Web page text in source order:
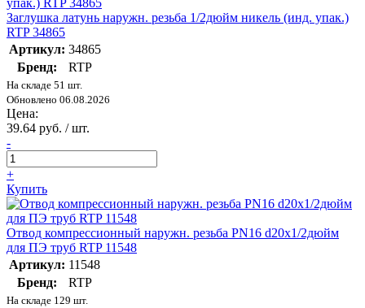
Заглушка латунь наружн. резьба 1/2дюйм никель (инд. упак.)
RTP 34865
Артикул: 34865
Бренд:
RTP
На складе 51 шт.
Обновлено 06.08.2026
Цена:
39.64 руб. / шт.
-
+
Купить
Отвод компрессионный наружн. резьба PN16 d20х1/2дюйм
для ПЭ труб RTP 11548
Артикул: 11548
Бренд:
RTP
На складе 129 шт.